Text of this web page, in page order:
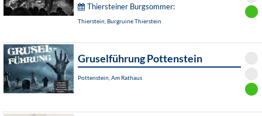
Thiersteiner Burgsommer:
Thierstein, Burgruine Thierstein
Gruselführung Pottenstein
Pottenstein, Am Rathaus